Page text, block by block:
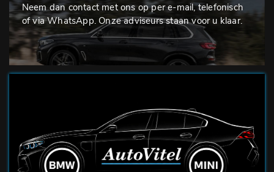
Neem dan contact met ons op per e-mail, telefonisch
of via WhatsApp. Onze adviseurs staan voor u klaar.